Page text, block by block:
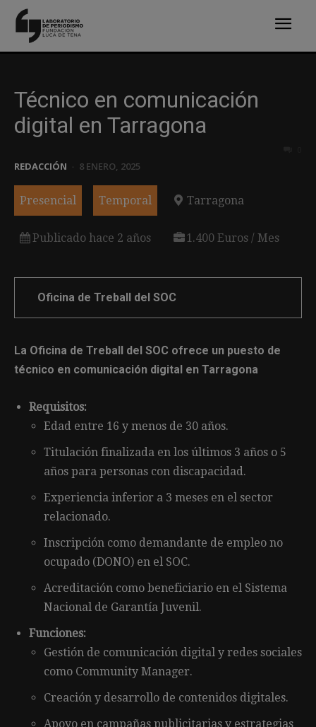
Técnico en comunicación
digital en Tarragona
REDACCIÓN 8 ENERO, 2025
Presencial Temporal Tarragona
Publicado hace 2 años 1.400 Euros / Mes
Oficina de Treball del SOC
La Oficina de Treball del SOC ofrece un puesto de
técnico en comunicación digital en Tarragona
Requisitos:
Edad entre 16 y menos de 30 años.
Titulación finalizada en los últimos 3 años o 5
años para personas con discapacidad.
Experiencia inferior a 3 meses en el sector
relacionado.
Inscripción como demandante de empleo no
ocupado (DONO) en el SOC.
Acreditación como beneficiario en el Sistema
Nacional de Garantía Juvenil.
Funciones:
Gestión de comunicación digital y redes sociales
como Community Manager.
Creación y desarrollo de contenidos digitales.
Apoyo en campañas publicitarias y estrategias